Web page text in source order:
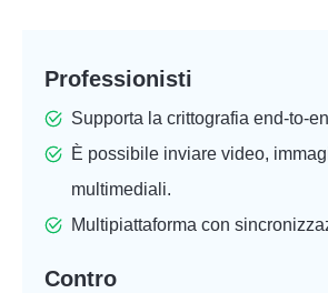
Professionisti
Supporta la crittografia end-to-
È possibile inviare video,
multimediali.
Multipiattaforma con
Contro